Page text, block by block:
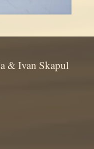
& Ivan Skapul